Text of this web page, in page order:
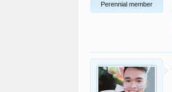
Perennial member